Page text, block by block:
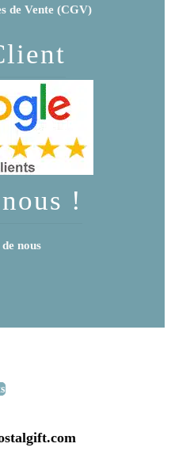
de Vente (CGV)
!
nous